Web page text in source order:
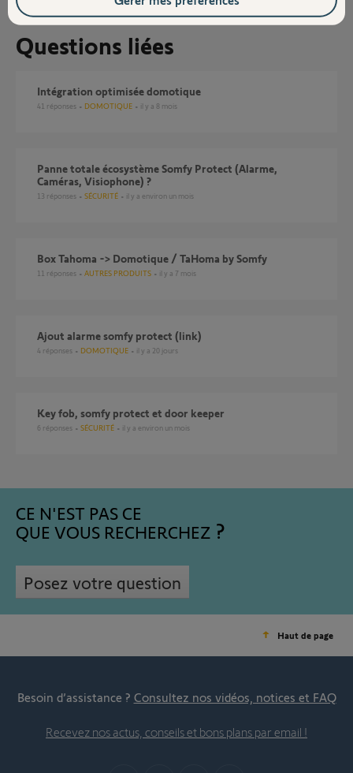
Questions liées
Intégration optimisée domotique
41 réponses DOMOTIQUE il y a 8 mois
Panne totale écosystème Somfy Protect (Alarme,
Caméras, Visiophone) ?
13 réponses SÉCURITÉ il y a environ un mois
Box Tahoma -> Domotique / TaHoma by Somfy
11 réponses AUTRES PRODUITS il y a 7 mois
ajout alarme somfy protect (link)
4 réponses DOMOTIQUE il y a 20 jours
Key fob, somfy protect et door keeper
6 réponses SÉCURITÉ il y a environ un mois
CE N'EST PAS CE
QUE VOUS RECHERCHEZ
Posez votre question
Haut de page
Besoin d’assistance ? Consultez nos vidéos, notices et FAQ
Recevez nos actus, conseils et bons plans par email !